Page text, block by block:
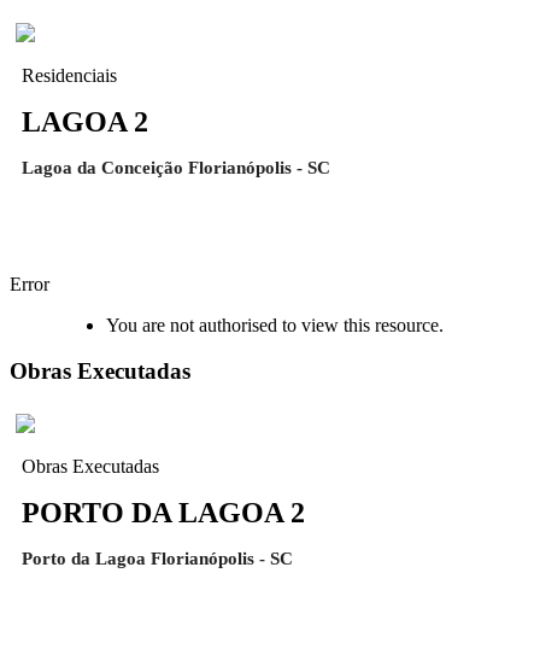
Residenciais
LAGOA 2
Lagoa da Conceição Florianópolis - SC
Error
You are not authorised to view this resource.
Obras Executadas
Obras Executadas
PORTO DA LAGOA 2
Porto da Lagoa Florianópolis - SC